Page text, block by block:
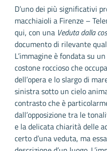
D’uno dei più significativi
macchiaioli a Firenze –
qui, con una Veduta dalla
documento di rilevante
L’immagine è fondata su
costone roccioso che
dell’opera e lo slargo di
sinistra sotto un cielo
contrasto che è
dall’opposizione tra le
e la delicata chiarità delle
certo d’una veduta, ma